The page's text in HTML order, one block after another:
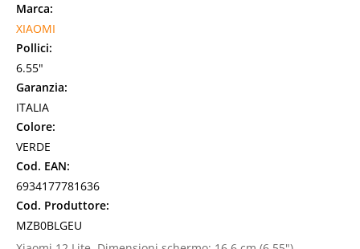
Marca:
XIAOMI
Pollici:
6.55"
Garanzia:
ITALIA
Colore:
VERDE
Cod. EAN:
6934177781636
Cod. Produttore:
MZB0BLGEU